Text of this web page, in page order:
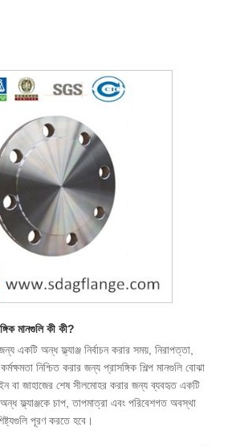
মানগুলি কী কী?
একটি অন্ধ ফ্ল্যাঞ্জ নির্বাচন করার সময়, নিরাপত্তা,
কর্মক্ষমতা নিশ্চিত করার জন্য প্রাসঙ্গিক শিল্প মানগুলি বোঝা
বা জাহাজের শেষ সীলমোহর করার জন্য ব্যবহৃত একটি
ফ্ল্যাঞ্জকে চাপ, তাপমাত্রা এবং পরিবেশগত অবস্থা
পূরণ করতে হবে।